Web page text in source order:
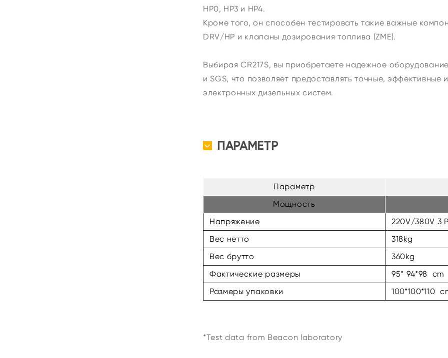
HP0, HP3 и HP4.
Кроме того, он способен тестировать такие важные
DRV/HP и клапаны дозирования топлива (ZME).
Выбирая CR217S, вы приобретаете надежное
и SGS, что позволяет предоставлять точные,
электронных дизельных систем.
ПАРАМЕТР
Параметр
Мощность
Напряжение
220V/380V 3
Вес нетто
318kg
Вес брутто
360kg
Фактические размеры
95* 94*98 cm
Размеры упаковки
100*100*110
*Test data from Beacon laboratory